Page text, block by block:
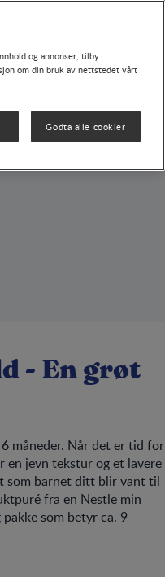
- En grøt
måneder. Når det er tid for
jevn tekstur og et lavere
som barnet ditt blir vant til
fra en Nestle min
som betyr ca. 9
og annonser, tilby
om din bruk av nettstedet vårt
Godta alle cookier